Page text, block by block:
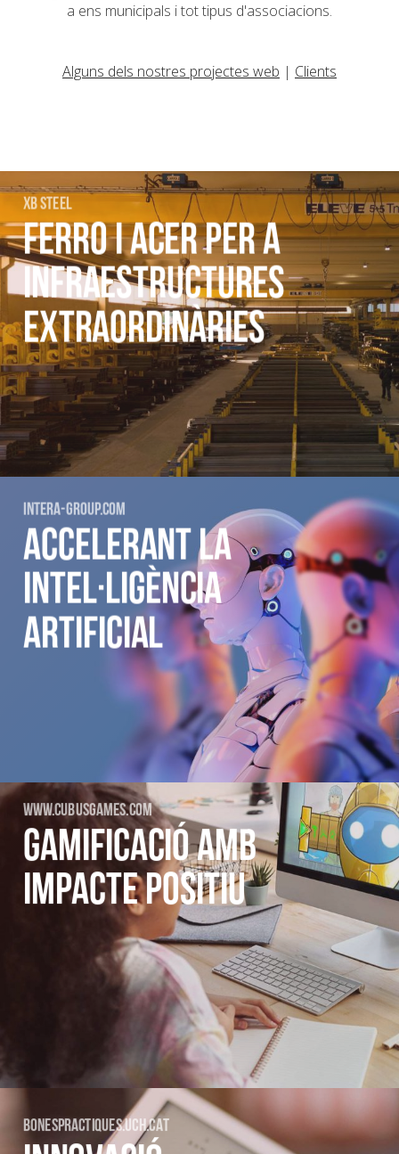
a ens municipals i tot tipus d'associacions.
Alguns dels nostres projectes web | Clients
XB STEEL
FERRO I ACER PER A
INFRAESTRUCTURES
EXTRAORDINÀRIES
INTERA-GROUP.COM
ACCELERANT LA
INTEL·LIGÈNCIA
ARTIFICIAL
WWW.CUBUSGAMES.COM
GAMIFICACIÓ AMB
IMPACTE POSITIU
BONESPRACTIQUES.UCH.CAT